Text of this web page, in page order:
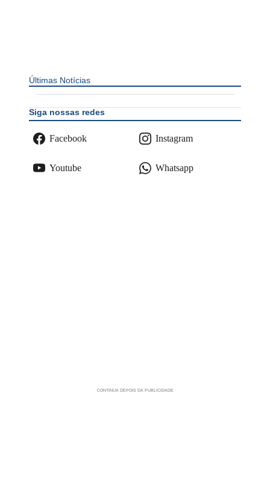
Últimas Notícias
Siga nossas redes
Facebook Instagram
Youtube Whatsapp